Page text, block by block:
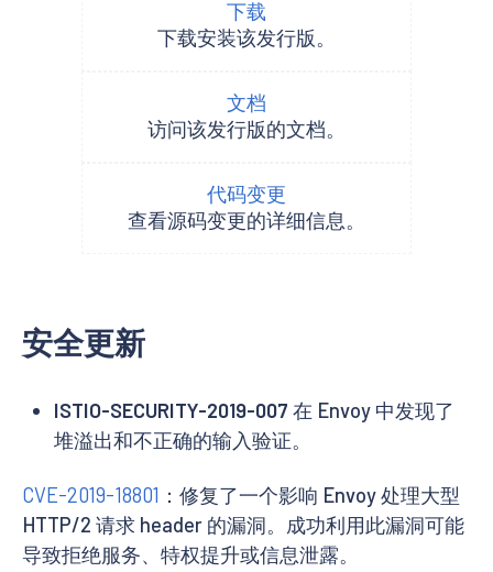
下载
下载安装该发行版。
文档
访问该发行版的文档。
代码变更
查看源码变更的详细信息。
安全更新
ISTIO-SECURITY-2019-007 在 Envoy 中发现了
堆溢出和不正确的输入验证。
CVE-2019-18801 ：修复了一个影响 Envoy 处理大型
HTTP/2 请求 header 的漏洞。成功利用此漏洞可能
导致拒绝服务、特权提升或信息泄露。